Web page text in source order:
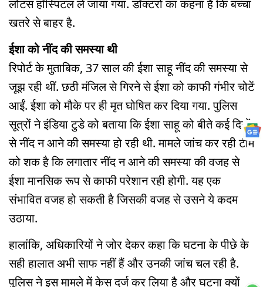
लोटस हॉस्पिटल ले जाया गया. डॉक्टरों का कहना है कि बच्चा
खतरे से बाहर है.
ईशा को नींद की समस्या थी
रिपोर्ट के मुताबिक, 37 साल की ईशा साहू नींद की समस्या से
जूझ रही थीं. छठी मंजिल से गिरने से ईशा को काफी गंभीर चोटें
आईं. ईशा को मौके पर ही मृत घोषित कर दिया गया. पुलिस
सूत्रों ने इंडिया टुडे को बताया कि ईशा साहू को बीते कई दिनों
से नींद न आने की समस्या हो रही थी. मामले जांच कर रही टीम
को शक है कि लगातार नींद न आने की समस्या की वजह से
ईशा मानसिक रूप से काफी परेशान रही होगी. यह एक
संभावित वजह हो सकती है जिसकी वजह से उसने ये कदम
उठाया.
हालांकि, अधिकारियों ने जोर देकर कहा कि घटना के पीछे के
सही हालात अभी साफ नहीं हैं और उनकी जांच चल रही है.
पुलिस ने इस मामले में केस दर्ज कर लिया है और घटना क्यों